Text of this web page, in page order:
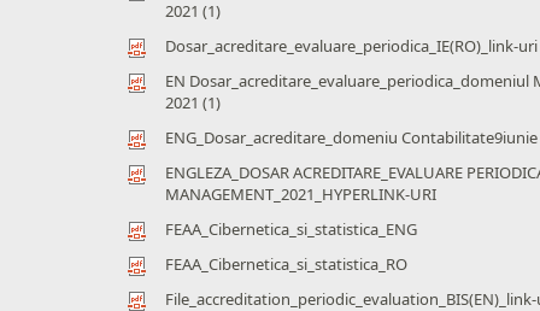
2021 (1)
Dosar_acreditare_evaluare_periodica_IE(RO)_link-uri
EN Dosar_acreditare_evaluare_periodica_domeniul
2021 (1)
ENG_Dosar_acreditare_domeniu Contabilitate9iunie
ENGLEZA_DOSAR ACREDITARE_EVALUARE
MANAGEMENT_2021_HYPERLINK-URI
FEAA_Cibernetica_si_statistica_ENG
FEAA_Cibernetica_si_statistica_RO